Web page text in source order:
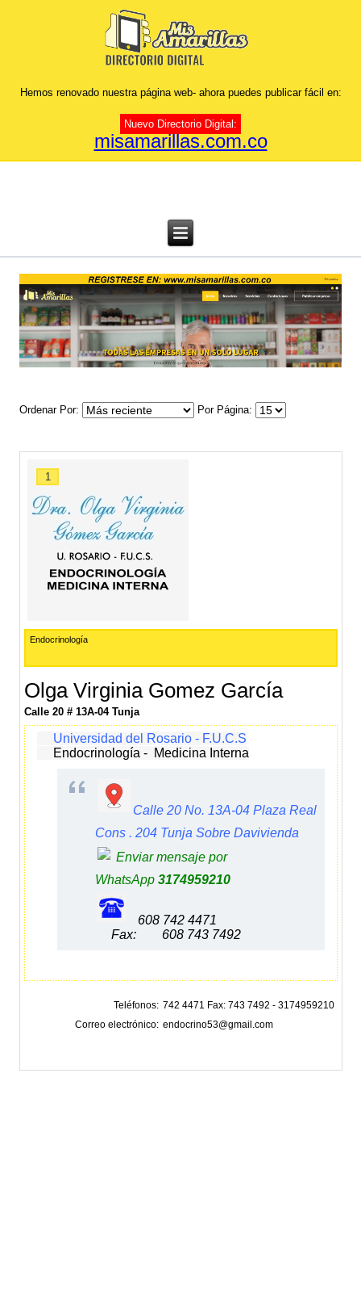
Hemos renovado nuestra página web- ahora puedes publicar fácil en:
Nuevo Directorio Digital:
misamarillas.com.co
Ordenar Por Por Página
1
Endocrinología
Olga Virginia Gomez García
Calle 20 # 13A-04 Tunja
Universidad del Rosario - F.U.C.S
Endocrinología - Medicina Interna
Calle 20 No. 13A-04 Plaza Real
Cons . 204 Tunja Sobre Davivienda
Enviar mensaje por
WhatsApp 3174959210
608 742 4471
Fax: 608 743 7492
Teléfonos
742 4471 Fax: 743 7492 - 3174959210
Correo electrónico
endocrino53@gmail.com